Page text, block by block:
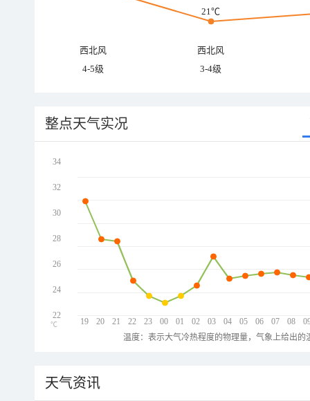
21℃
西北风
西北风
4-5级
3-4级
整点天气实况
19 20 21 22 23 00 01 02 03 04 05 06 07 08
34
32
30
28
26
24
22
℃
温度：表示大气冷热程度的物理量，气象上给出
天气资讯